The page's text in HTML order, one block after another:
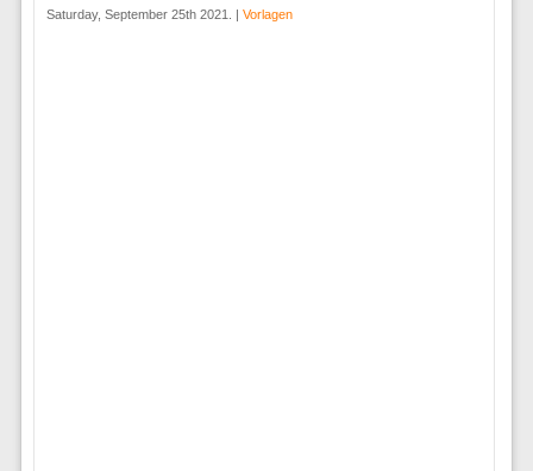
Saturday, September 25th 2021. | Vorlagen